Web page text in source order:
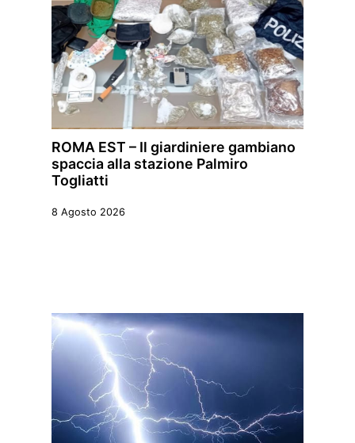
ROMA EST – Il giardiniere gambiano
spaccia alla stazione Palmiro
Togliatti
8 Agosto 2026